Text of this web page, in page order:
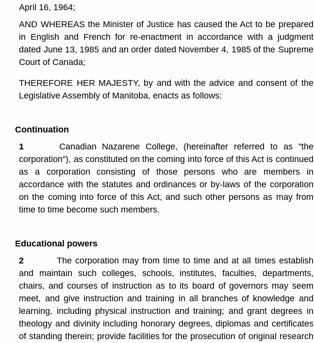
April 16, 1964;
AND WHEREAS the Minister of Justice has caused the Act to be prepared
in English and French for re-enactment in accordance with a judgment
dated June 13, 1985 and an order dated November 4, 1985 of the Supreme
Court of Canada;
THEREFORE HER MAJESTY, by and with the advice and consent of the
Legislative Assembly of Manitoba, enacts as follows:
Continuation
1
Canadian Nazarene College, (hereinafter referred to as "the
corporation"), as constituted on the coming into force of this Act is continued
as a corporation consisting of those persons who are members in
accordance with the statutes and ordinances or by-laws of the corporation
on the coming into force of this Act, and such other persons as may from
time to time become such members.
Educational powers
2
The corporation may from time to time and at all times establish
and maintain such colleges, schools, institutes, faculties, departments,
chairs, and courses of instruction as to its board of governors may seem
meet, and give instruction and training in all branches of knowledge and
learning, including physical instruction and training; and grant degrees in
theology and divinity including honorary degrees, diplomas and certificates
of standing therein; provide facilities for the prosecution of original research